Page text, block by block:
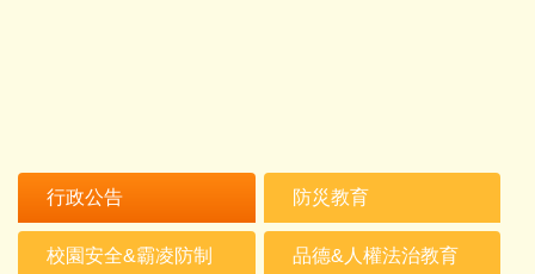
行政公告 防災教育
校園安全&霸凌防制 品德&人權法治教育